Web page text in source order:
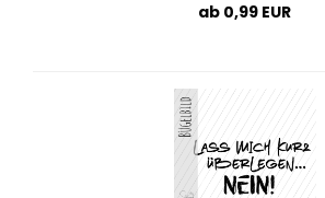
ab 0,99 EUR